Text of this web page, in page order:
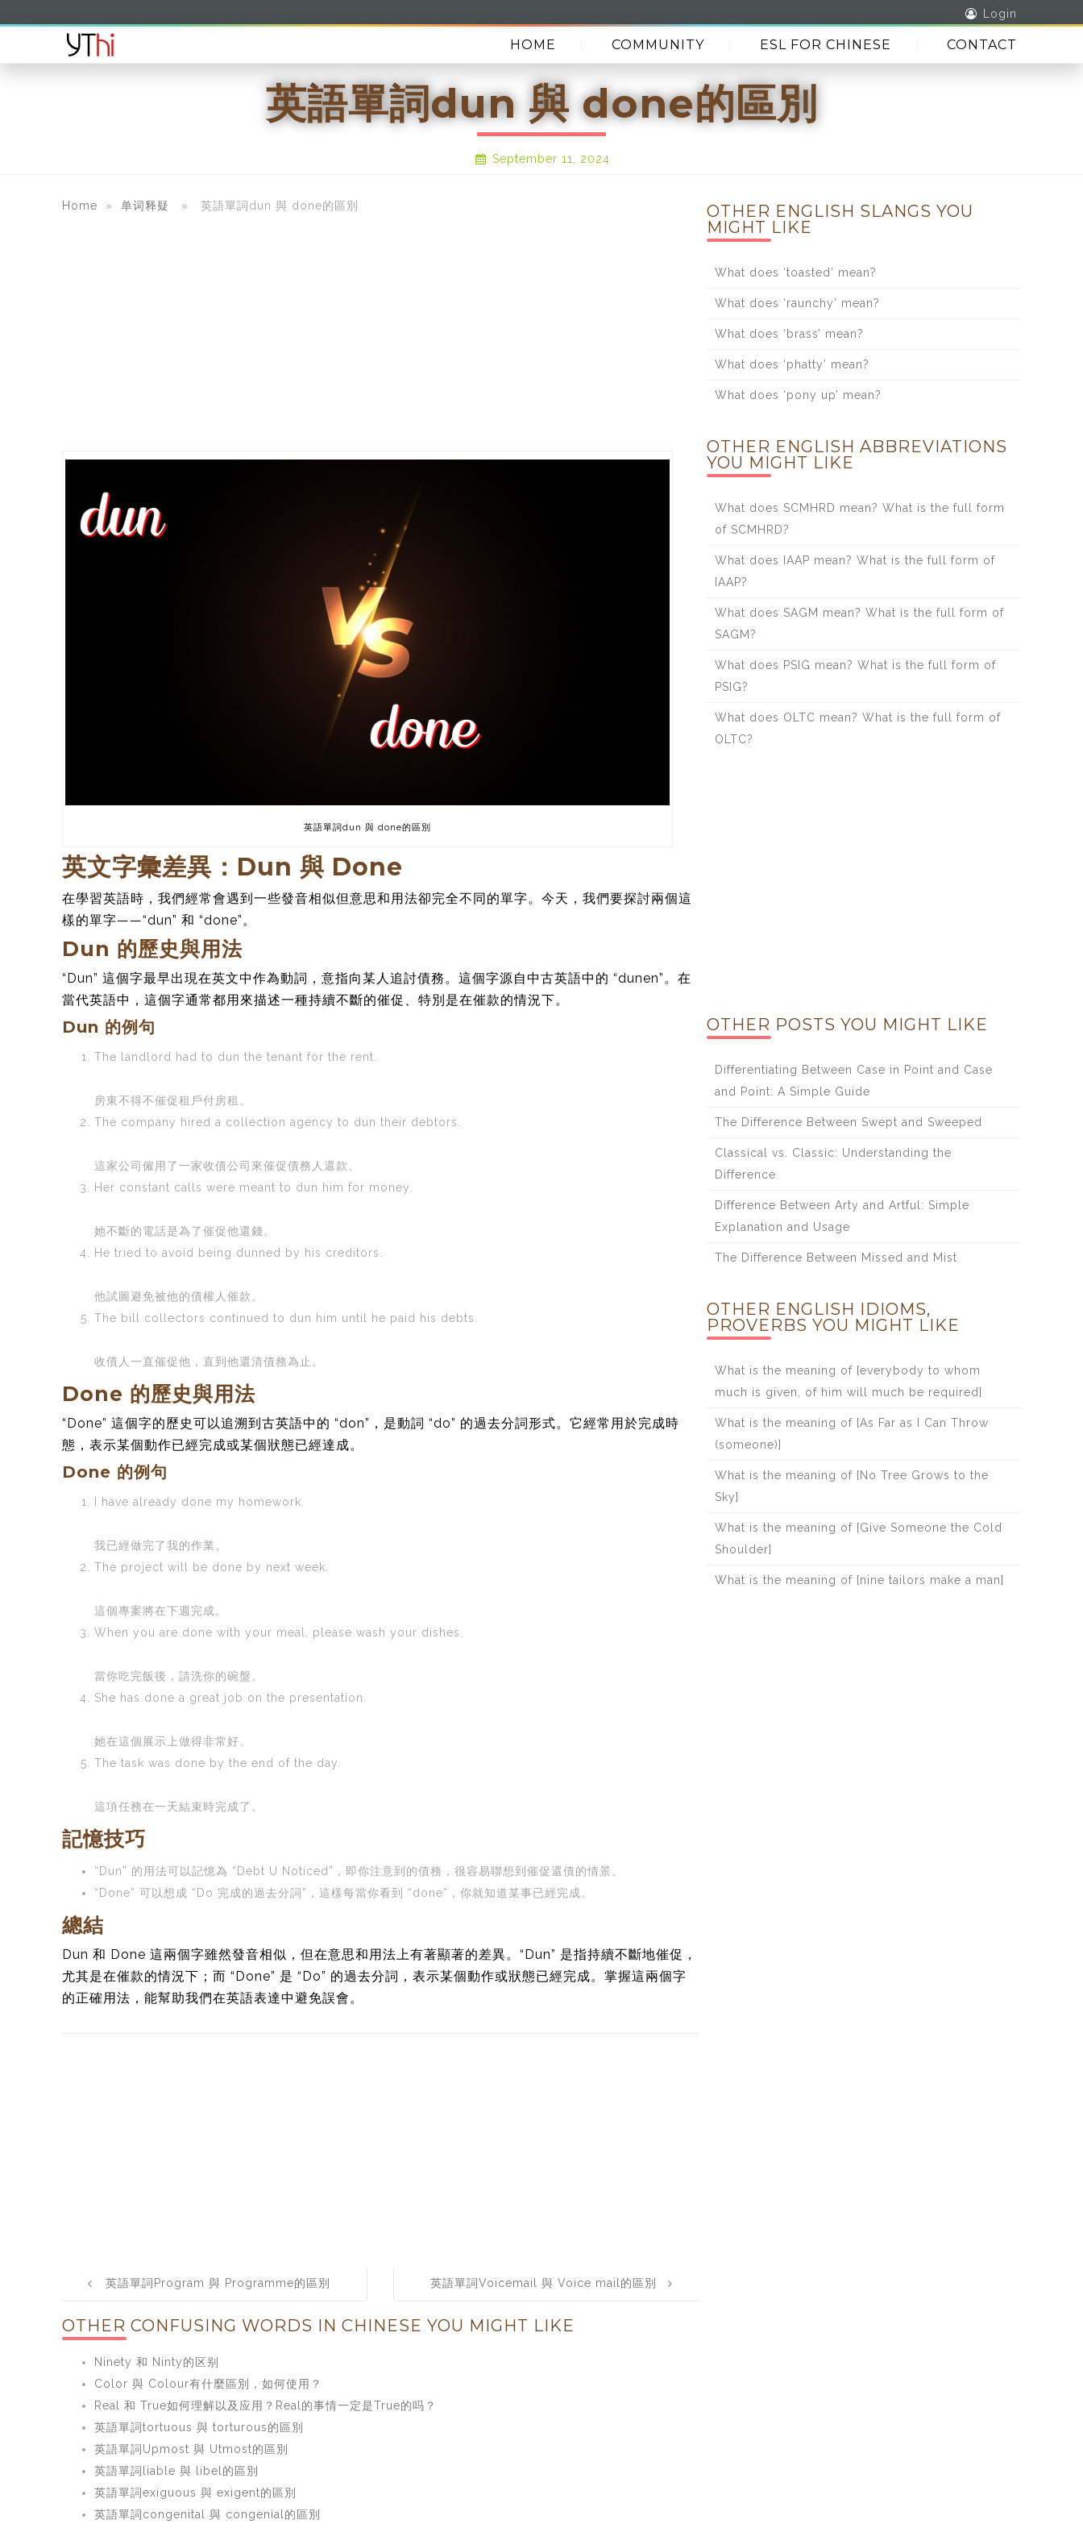
Login
HOME COMMUNITY ESL FOR CHINESE CONTACT
英語單詞dun 與 done的區別
September 11, 2024
Home » 单词释疑 » 英語單詞dun 與 done的區別
英語單詞dun 與 done的區別
英文字彙差異：Dun 與 Done
在學習英語時，我們經常會遇到一些發音相似但意思和用法卻完全不同的單字。今天，我們要探討兩個這
樣的單字——“dun” 和 “done”。
Dun 的歷史與用法
“Dun” 這個字最早出現在英文中作為動詞，意指向某人追討債務。這個字源自中古英語中的 “dunen”。在
當代英語中，這個字通常都用來描述一種持續不斷的催促、特別是在催款的情況下。
Dun 的例句
The landlord had to dun the tenant for the rent.
房東不得不催促租戶付房租。
The company hired a collection agency to dun their debtors.
這家公司僱用了一家收債公司來催促債務人還款。
Her constant calls were meant to dun him for money.
她不斷的電話是為了催促他還錢。
He tried to avoid being dunned by his creditors.
他試圖避免被他的債權人催款。
The bill collectors continued to dun him until he paid his debts.
收債人一直催促他，直到他還清債務為止。
Done 的歷史與用法
“Done” 這個字的歷史可以追溯到古英語中的 “don”，是動詞 “do” 的過去分詞形式。它經常用於完成時
態，表示某個動作已經完成或某個狀態已經達成。
Done 的例句
I have already done my homework.
我已經做完了我的作業。
The project will be done by next week.
這個專案將在下週完成。
When you are done with your meal, please wash your dishes.
當你吃完飯後，請洗你的碗盤。
She has done a great job on the presentation.
她在這個展示上做得非常好。
The task was done by the end of the day.
這項任務在一天結束時完成了。
記憶技巧
“Dun” 的用法可以記憶為 “Debt U Noticed”，即你注意到的債務，很容易聯想到催促還債的情景。
“Done” 可以想成 “Do 完成的過去分詞”，這樣每當你看到 “done”，你就知道某事已經完成。
總結
Dun 和 Done 這兩個字雖然發音相似，但在意思和用法上有著顯著的差異。“Dun” 是指持續不斷地催促，
尤其是在催款的情況下；而 “Done” 是 “Do” 的過去分詞，表示某個動作或狀態已經完成。掌握這兩個字
的正確用法，能幫助我們在英語表達中避免誤會。
navigation
英語單詞Program 與 Programme的區別 英語單詞Voicemail 與 Voice mail的區別
OTHER CONFUSING WORDS IN CHINESE YOU MIGHT LIKE
Ninety 和 Ninty的区别
Color 與 Colour有什麼區別，如何使用？
Real 和 True如何理解以及应用？Real的事情一定是True的吗？
英語單詞tortuous 與 torturous的區別
英語單詞Upmost 與 Utmost的區別
英語單詞liable 與 libel的區別
英語單詞exiguous 與 exigent的區別
英語單詞congenital 與 congenial的區別
OTHER ENGLISH SLANGS YOU
MIGHT LIKE
What does ‘toasted’ mean?
What does ‘raunchy’ mean?
What does ‘brass’ mean?
What does ‘phatty’ mean?
What does ‘pony up’ mean?
OTHER ENGLISH ABBREVIATIONS
YOU MIGHT LIKE
What does SCMHRD mean? What is the full form
of SCMHRD?
What does IAAP mean? What is the full form of
IAAP?
What does SAGM mean? What is the full form of
SAGM?
What does PSIG mean? What is the full form of
PSIG?
What does OLTC mean? What is the full form of
OLTC?
OTHER POSTS YOU MIGHT LIKE
Differentiating Between Case in Point and Case
and Point: A Simple Guide
The Difference Between Swept and Sweeped
Classical vs. Classic: Understanding the
Difference
Difference Between Arty and Artful: Simple
Explanation and Usage
The Difference Between Missed and Mist
OTHER ENGLISH IDIOMS,
PROVERBS YOU MIGHT LIKE
What is the meaning of [everybody to whom
much is given, of him will much be required]
What is the meaning of [As Far as I Can Throw
(someone)]
What is the meaning of [No Tree Grows to the
Sky]
What is the meaning of [Give Someone the Cold
Shoulder]
What is the meaning of [nine tailors make a man]